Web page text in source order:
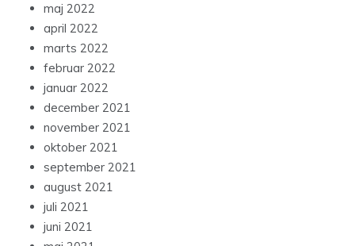
maj 2022
april 2022
marts 2022
februar 2022
januar 2022
december 2021
november 2021
oktober 2021
september 2021
august 2021
juli 2021
juni 2021